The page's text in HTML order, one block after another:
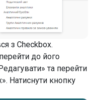
з Checkbox.
до його
та перейти
Натиснути кнопку